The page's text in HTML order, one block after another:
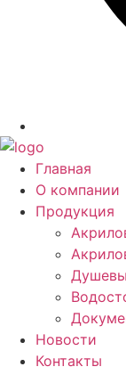
Главная
О компании
Продукция
Новости
Контакты